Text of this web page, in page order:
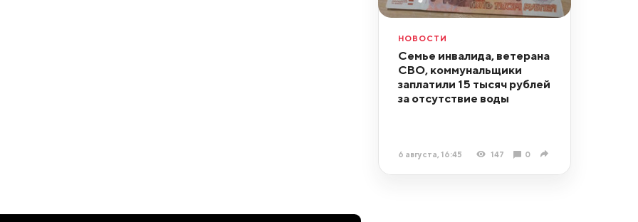
НОВОСТИ
Семье инвалида, ветерана
СВО, коммунальщики
заплатили 15 тысяч рублей
за отсутствие воды
6 августа, 16:45 147 0